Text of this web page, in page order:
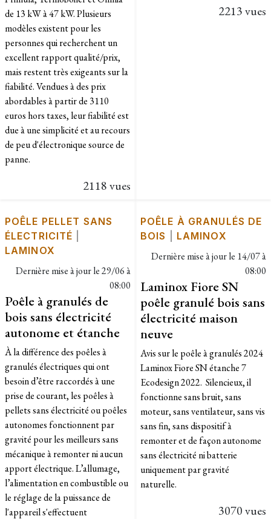
de 13 kW à 47 kW. Plusieurs
modèles existent pour les
personnes qui recherchent un
excellent rapport qualité/prix,
mais restent très exigeants sur la
fiabilité. Vendues à des prix
abordables à partir de 3110
euros hors taxes, leur fiabilité est
due à une simplicité et au recours
de peu d'électronique source de
panne.
2118 vues
2213 vues
POÊLE PELLET SANS
ÉLECTRICITÉ
LAMINOX
Dernière mise à jour le29/06 à
08:00
Poêle à granulés de
bois sans électricité
autonome et étanche
À la différence des poêles à
granulés électriques qui ont
besoin d’être raccordés à une
prise de courant, les poêles à
pellets sans électricité ou poêles
autonomes fonctionnent par
gravité pour les meilleurs sans
mécanique à remonter ni aucun
apport électrique. L’allumage,
l’alimentation en combustible ou
le réglage de la puissance de
l'appareil s'effectuent
POÊLE À GRANULÉS DE
BOIS
LAMINOX
Dernière mise à jour le 14/07 à
08:00
Laminox Fiore SN
poêle granulé bois sans
électricité maison
neuve
Avis sur le poêle à granulés 2024
Laminox Fiore SN étanche 7
Ecodesign 2022. Silencieux, il
fonctionne sans bruit, sans
moteur, sans ventilateur, sans vis
sans fin, sans dispositif à
remonter et de façon autonome
sans électricité ni batterie
uniquement par gravité
naturelle.
3070 vues